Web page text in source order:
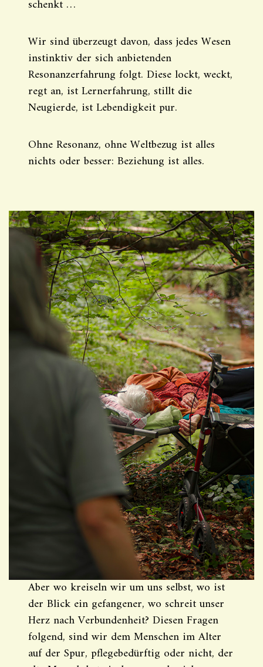
schenkt …
Wir sind überzeugt davon, dass jedes Wesen
instinktiv der sich anbietenden
Resonanzerfahrung folgt. Diese lockt, weckt,
regt an, ist Lernerfahrung, stillt die
Neugierde, ist Lebendigkeit pur.
Ohne Resonanz, ohne Weltbezug ist alles
nichts oder besser: Beziehung ist alles.
Aber wo kreiseln wir um uns selbst, wo ist
der Blick ein gefangener, wo schreit unser
Herz nach Verbundenheit? Diesen Fragen
folgend, sind wir dem Menschen im Alter
auf der Spur, pflegebedürftig oder nicht, der